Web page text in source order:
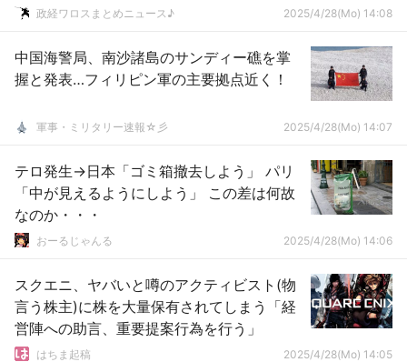
政経ワロスまとめニュース♪ 2025/4/28(Mo) 14:08
中国海警局、南沙諸島のサンディー礁を掌
握と発表…フィリピン軍の主要拠点近く！
軍事・ミリタリー速報☆彡 2025/4/28(Mo) 14:07
テロ発生→日本「ゴミ箱撤去しよう」 パリ
「中が見えるようにしよう」 この差は何故
なのか・・・
おーるじゃんる 2025/4/28(Mo) 14:06
スクエニ、ヤバいと噂のアクティビスト(物
言う株主)に株を大量保有されてしまう「経
営陣への助言、重要提案行為を行う」
はちま起稿 2025/4/28(Mo) 14:05